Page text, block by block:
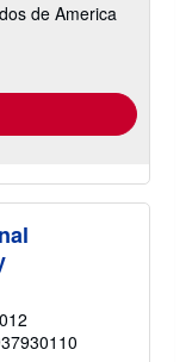
de America